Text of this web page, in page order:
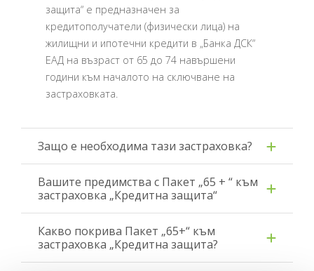
защита“ е предназначен за
кредитополучатели (физически лица) на
жилищни и ипотечни кредити в „Банка ДСК“
ЕАД на възраст от 65 до 74 навършени
години към началото на сключване на
застраховката.
Защо е необходима тази застраховка?
Вашите предимства с Пакет „65 + “ към
застраховка „Кредитна защита“
Какво покрива Пакет „65+“ към
застраховка „Кредитна защита?